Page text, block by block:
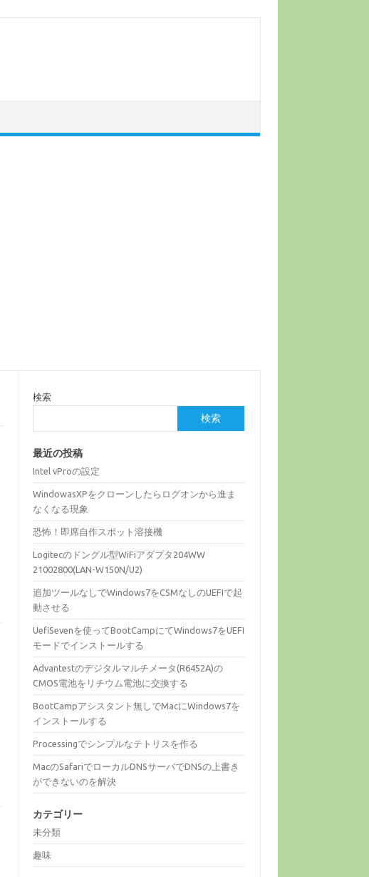
検索
検索
最近の投稿
Intel vProの設定
WindowasXPをクローンしたらログオンから進ま
なくなる現象
恐怖！即席自作スポット溶接機
Logitecのドングル型WiFiアダプタ204WW
21002800(LAN-W150N/U2)
追加ツールなしでWindows7をCSMなしのUEFIで起
動させる
UefiSevenを使ってBootCampにてWindows7をUEFI
モードでインストールする
Advantestのデジタルマルチメータ(R6452A)の
CMOS電池をリチウム電池に交換する
BootCampアシスタント無しでMacにWindows7を
インストールする
Processingでシンプルなテトリスを作る
MacのSafariでローカルDNSサーバでDNSの上書き
ができないのを解決
カテゴリー
未分類
趣味